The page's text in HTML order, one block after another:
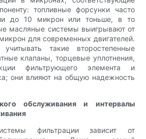
топливные форсунки часто
до 10 микрон или тоньше, в то
масляные системы выигрывают от
для современных двигателей.
такие второстепенные
клапаны, торцевые уплотнения,
фильтрующего элемента и
они влияют на общую надежность
обслуживания и интервалы
фильтрации зависит от